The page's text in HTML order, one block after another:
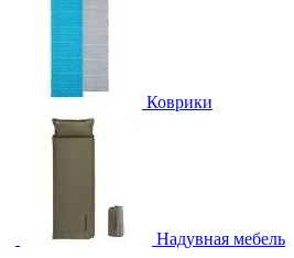
Коврики
Надувная мебель